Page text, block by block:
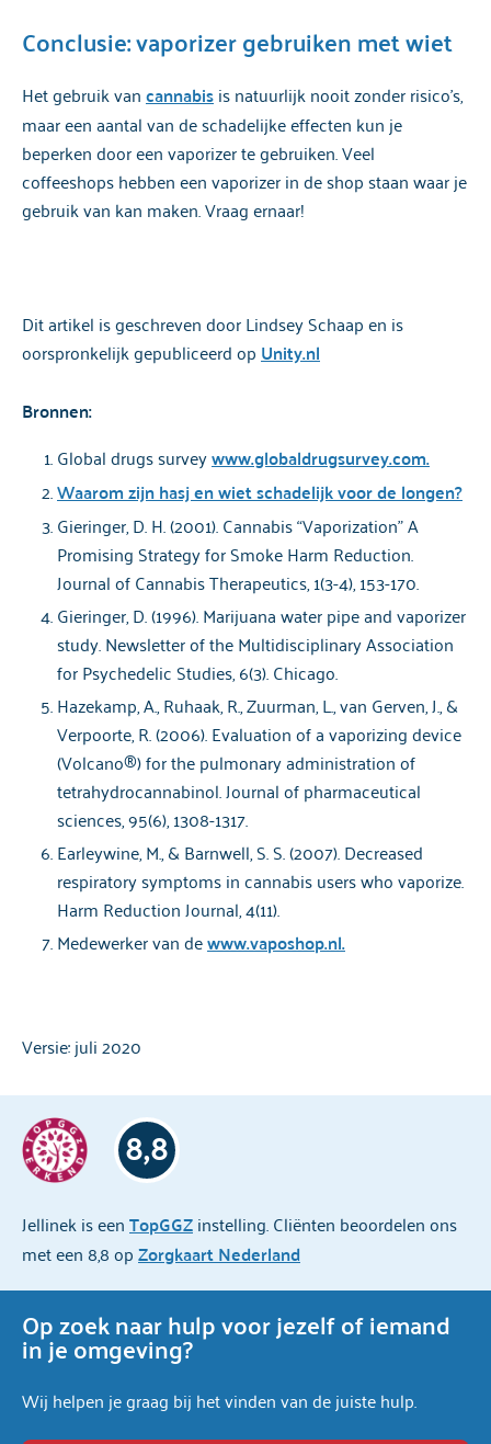
Conclusie: vaporizer gebruiken met wiet
Het gebruik vancannabisis natuurlijk nooit zonder risico’s,
maar een aantal van de schadelijke effecten kun je
beperken door een vaporizer te gebruiken. Veel
coffeeshops hebben een vaporizer in de shop staan waar je
gebruik van kan maken. Vraag ernaar!
Dit artikel is geschreven door Lindsey Schaap en is
oorspronkelijk gepubliceerd opUnity.nl
Bronnen:
Global drugs surveywww.globaldrugsurvey.com.
Waarom zijn hasj en wiet schadelijk voor de longen?
Gieringer, D. H. (2001). Cannabis “Vaporization” A
Promising Strategy for Smoke Harm Reduction.
Journal of Cannabis Therapeutics, 1(3-4), 153-170.
Gieringer, D. (1996). Marijuana water pipe and vaporizer
study. Newsletter of the Multidisciplinary Association
for Psychedelic Studies, 6(3). Chicago.
Hazekamp, A., Ruhaak, R., Zuurman, L., van Gerven, J., &
Verpoorte, R. (2006). Evaluation of a vaporizing device
(Volcano®) for the pulmonary administration of
tetrahydrocannabinol. Journal of pharmaceutical
sciences, 95(6), 1308-1317.
Earleywine, M., & Barnwell, S. S. (2007). Decreased
respiratory symptoms in cannabis users who vaporize.
Harm Reduction Journal, 4(11).
Medewerker van dewww.vaposhop.nl.
Versie: juli 2020
Jellinek is eenTopGGZinstelling. Cliënten beoordelen ons
met een 8,8 opZorgkaart Nederland
8,8
Op zoek naar hulp voor jezelf of iemand
in je omgeving?
Wij helpen je graag bij het vinden van de juiste hulp.